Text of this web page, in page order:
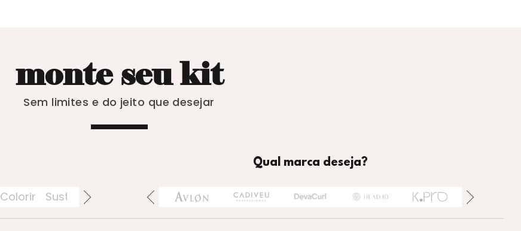
monte seu kit
Sem limites e do jeito que desejar
Colorir Sustentáveis Acessórios Perfumaria Banhar Tratar Finalizar Alisar
Qual marca deseja?